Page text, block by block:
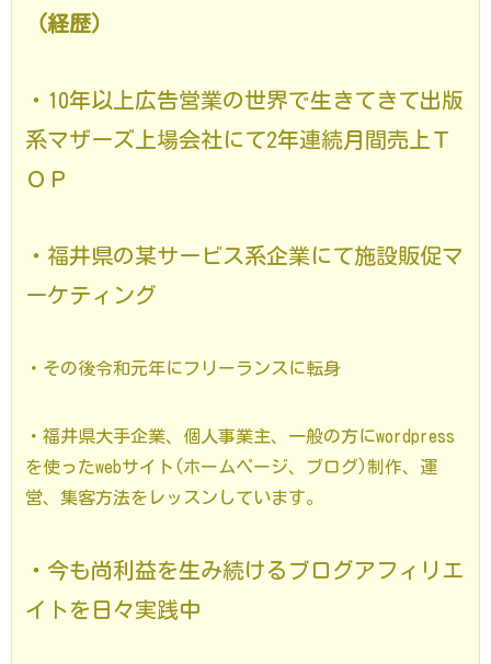
（経歴）
・10年以上広告営業の世界で生きてきて出版
系マザーズ上場会社にて2年連続月間売上Ｔ
ＯＰ
・福井県の某サービス系企業にて施設販促マ
ーケティング
・その後令和元年にフリーランスに転身
・福井県大手企業、個人事業主、一般の方にwordpress
を使ったwebサイト(ホームページ、ブログ)制作、運
営、集客方法をレッスンしています。
・今も尚利益を生み続けるブログアフィリエ
イトを日々実践中